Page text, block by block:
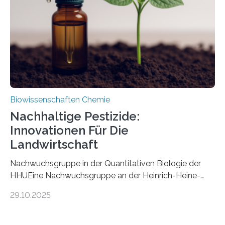
fossile Nachweis einer Stechmückenlarve in Bernstein
stellt gleichzeitig den ersten Fossilfund einer
Mückenlarve aus dem Mesozoikum dar, denn…
Biowissenschaften Chemie
Nachhaltige Pestizide:
Innovationen Für Die
Landwirtschaft
Nachwuchsgruppe in der Quantitativen Biologie der
HHUEine Nachwuchsgruppe an der Heinrich-Heine-
fünf Jahren erforschen, wie Bakterien auf
29.10.2025